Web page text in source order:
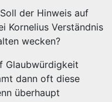
der Hinweis auf
Kornelius Verständnis
wecken?
Glaubwürdigkeit
dann oft diese
überhaupt